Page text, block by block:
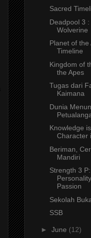
Sacred
Deadpool 3
Wolverine
Planet of the
Timeline
Kingdom of
the Apes
Tugas dari
Kaimana
Dunia
Knowledge
Character
Beriman,
Mandiri
Strength 3
Passion
Sekolah
SSB
► June (12)